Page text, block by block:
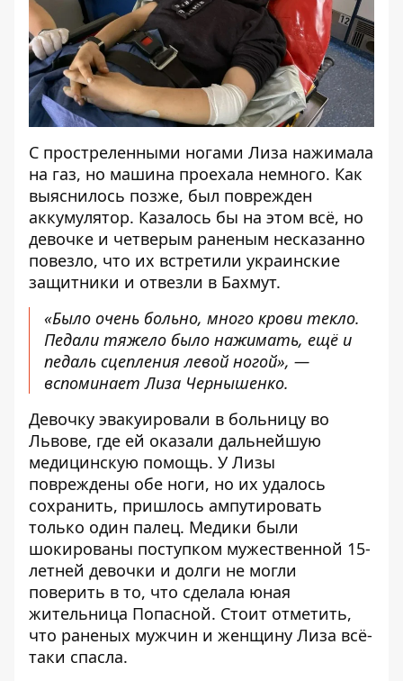
С простреленными ногами Лиза нажимала
на газ, но машина проехала немного. Как
выяснилось позже, был поврежден
аккумулятор. Казалось бы на этом всё, но
девочке и четверым раненым несказанно
повезло, что их встретили украинские
защитники и отвезли в Бахмут.
«Было очень больно, много крови текло.
Педали тяжело было нажимать, ещё и
педаль сцепления левой ногой», —
вспоминает Лиза Чернышенко.
Девочку эвакуировали в больницу во
Львове, где ей оказали дальнейшую
медицинскую помощь. У Лизы
повреждены обе ноги, но их удалось
сохранить, пришлось ампутировать
только один палец. Медики были
шокированы поступком мужественной 15-
летней девочки и долги не могли
поверить в то, что сделала юная
жительница Попасной. Стоит отметить,
что раненых мужчин и женщину Лиза всё-
таки спасла.